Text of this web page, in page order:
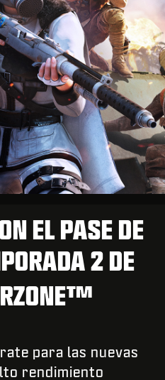
EL PASE DE
2 DE
para las nuevas
rendimiento